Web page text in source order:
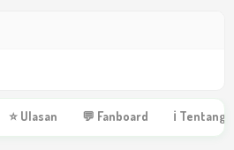
⭐ Ulasan 💬 Fanboard ℹ Tentang